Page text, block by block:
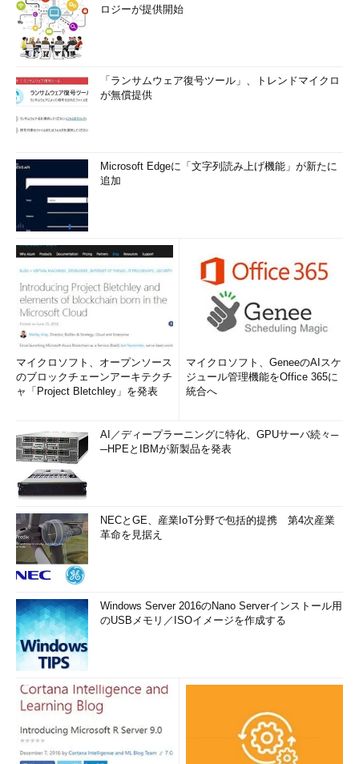
ロジーが提供開始
「ランサムウェア復号ツール」、トレンドマイクロ
が無償提供
Microsoft Edgeに「文字列読み上げ機能」が新たに
追加
マイクロソフト、オープンソース
のブロックチェーンアーキテクチ
ャ「Project Bletchley」を発表
マイクロソフト、GeneeのAIスケ
ジュール管理機能をOffice 365に
統合へ
AI／ディープラーニングに特化、GPUサーバ続々─
─HPEとIBMが新製品を発表
NECとGE、産業IoT分野で包括的提携 第4次産業
革命を見据え
Windows Server 2016のNano Serverインストール用
のUSBメモリ／ISOイメージを作成する